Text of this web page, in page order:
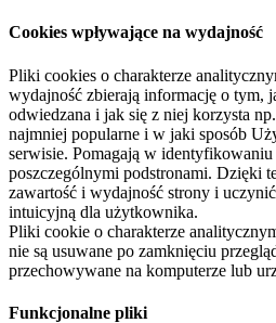
Cookies wpływające na wydajność
Pliki cookies o charakterze
wydajność zbierają informację o tym,
odwiedzana i jak się z niej korzysta
najmniej popularne i w jaki sposób
serwisie. Pomagają w
poszczególnymi podstronami. Dzięki
zawartość i wydajność strony i
intuicyjną dla użytkownika.
Pliki cookie o charakterze
nie są usuwane po zamknięciu
przechowywane na komputerze lub
Funkcjonalne pliki